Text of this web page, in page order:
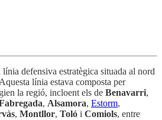
defensiva estratègica situada al nord
línia estava composta per
la regió, incloent els de Benavarri,
, Alsamora, Estorm,
, Montllor, Toló i Comiols, entre